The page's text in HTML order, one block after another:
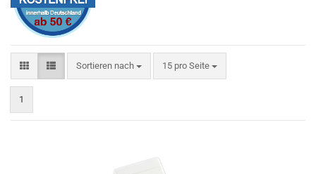
Sortieren nach 15 pro Seite
1